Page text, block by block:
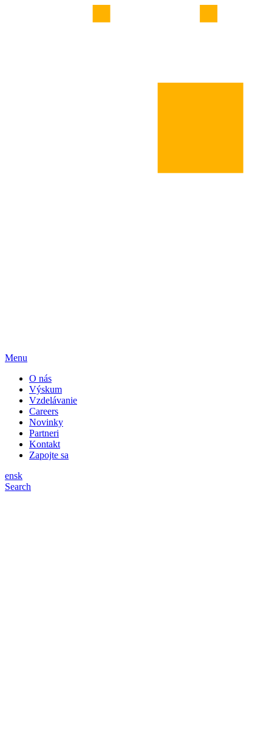
Menu
O nás
Výskum
Vzdelávanie
Careers
Novinky
Partneri
Kontakt
Zapojte sa
ensk
Search